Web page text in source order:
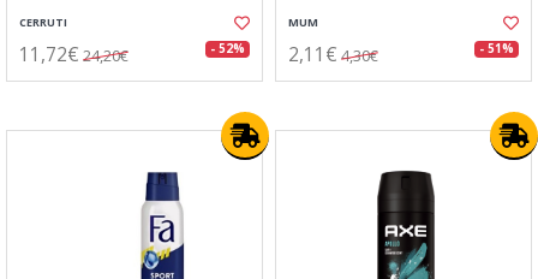
CERRUTI
11,72€ 24,20€ - 52%
MUM
2,11€ 4,30€ - 51%